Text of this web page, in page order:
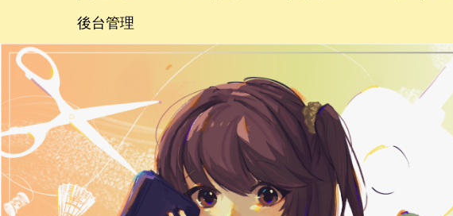
後台管理